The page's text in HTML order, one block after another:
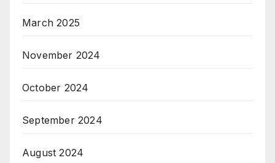
March 2025
November 2024
October 2024
September 2024
August 2024